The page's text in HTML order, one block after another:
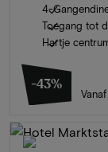
4-
Toegang tot
Hartje
-43%
Vanaf